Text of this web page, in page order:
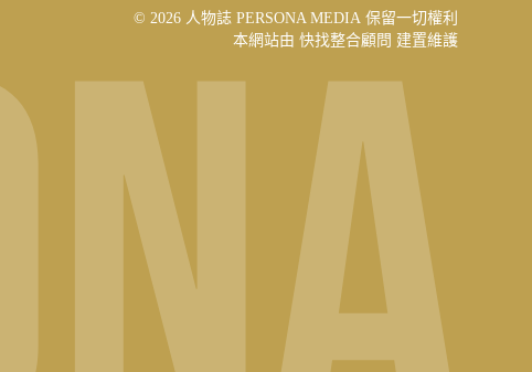
© 2026 人物誌 PERSONA MEDIA 保留一切權利
本網站由 快找整合顧問 建置維護